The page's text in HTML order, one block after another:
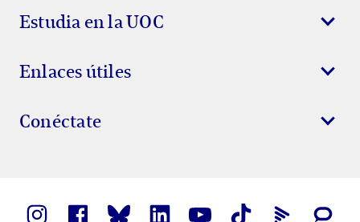
Estudia en la UOC
Enlaces útiles
Conéctate